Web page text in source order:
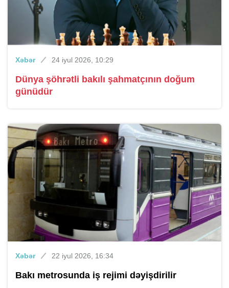
Xəbər 24 iyul 2026, 10:29
Dünya şöhrətli bakılı şahmatçının doğum
günüdür
Xəbər 22 iyul 2026, 16:34
Bakı metrosunda iş rejimi dəyişdirilir